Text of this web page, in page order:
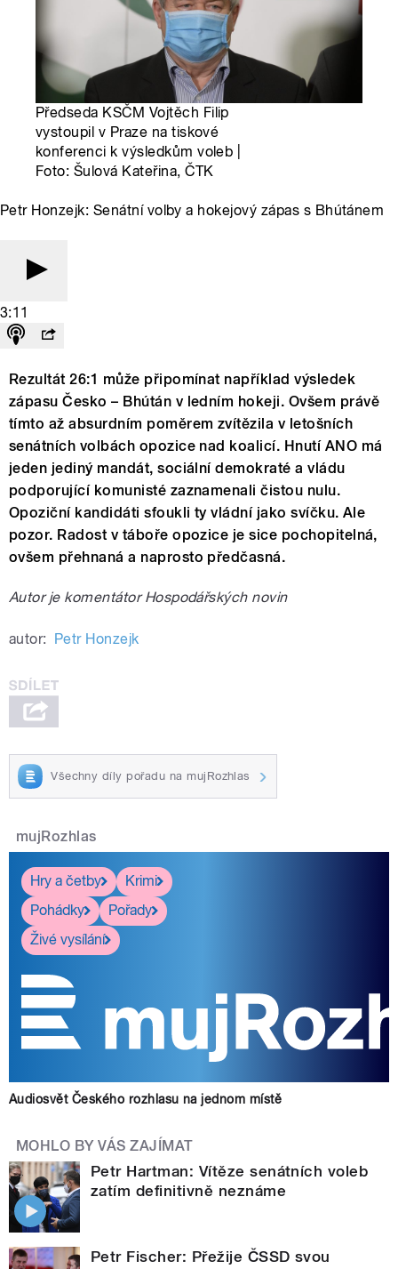
Předseda KSČM Vojtěch Filip
vystoupil v Praze na tiskové
konferenci k výsledkům voleb |
Foto: Šulová Kateřina, ČTK
Petr Honzejk: Senátní volby a hokejový zápas s Bhútánem
3:11
Rezultát 26:1 může připomínat například výsledek
zápasu Česko – Bhútán v ledním hokeji. Ovšem právě
tímto až absurdním poměrem zvítězila v letošních
senátních volbách opozice nad koalicí. Hnutí ANO má
jeden jediný mandát, sociální demokraté a vládu
podporující komunisté zaznamenali čistou nulu.
Opoziční kandidáti sfoukli ty vládní jako svíčku. Ale
pozor. Radost v táboře opozice je sice pochopitelná,
ovšem přehnaná a naprosto předčasná.
Autor je komentátor Hospodářských novin
autor: Petr Honzejk
Všechny díly pořadu na mujRozhlas
mujRozhlas
Hry a četby
Krimi
Pohádky
Pořady
Živé vysílání
Audiosvět Českého rozhlasu na jednom místě
MOHLO BY VÁS ZAJÍMAT
Petr Hartman: Vítěze senátních voleb
zatím definitivně neznáme
Petr Fischer: Přežije ČSSD svou